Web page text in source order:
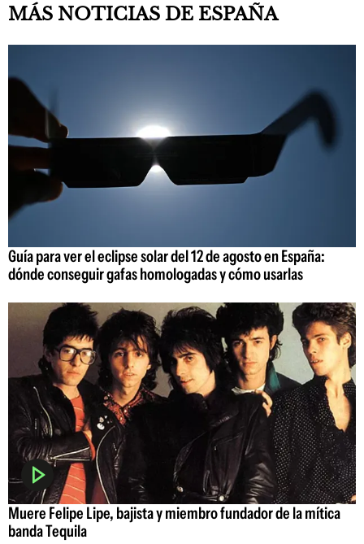
MÁS NOTICIAS DE ESPAÑA
Guía para ver el eclipse solar del 12 de agosto en España:
dónde conseguir gafas homologadas y cómo usarlas
Muere Felipe Lipe, bajista y miembro fundador de la mítica
banda Tequila